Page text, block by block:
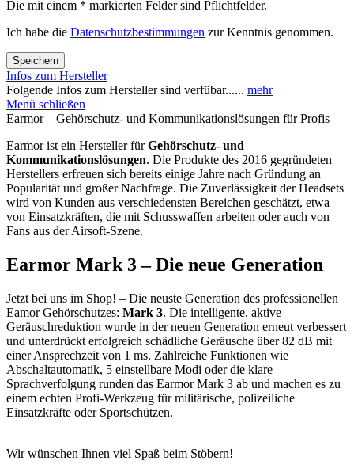
Die mit einem * markierten Felder sind Pflichtfelder.
Ich habe die Datenschutzbestimmungen zur Kenntnis genommen.
Speichern
Infos zum Hersteller
Folgende Infos zum Hersteller sind verfübar...... mehr
Menü schließen
Earmor – Gehörschutz- und Kommunikationslösungen für Profis
Earmor ist ein Hersteller fürGehörschutz- und
Kommunikationslösungen. Die Produkte des 2016 gegründeten
Herstellers erfreuen sich bereits einige Jahre nach Gründung an
Popularität und großer Nachfrage. Die Zuverlässigkeit der Headsets
wird von Kunden aus verschiedensten Bereichen geschätzt, etwa
von Einsatzkräften, die mit Schusswaffen arbeiten oder auch von
Fans aus der Airsoft-Szene.
Earmor Mark 3 – Die neue Generation
Jetzt bei uns im Shop! – Die neuste Generation des professionellen
Eamor Gehörschutzes: Mark 3. Die intelligente, aktive
Geräuschreduktion wurde in der neuen Generation erneut verbessert
und unterdrückt erfolgreich schädliche Geräusche über 82 dB mit
einer Ansprechzeit von 1 ms. Zahlreiche Funktionen wie
Abschaltautomatik, 5 einstellbare Modi oder die klare
Sprachverfolgung runden das Earmor Mark 3 ab und machen es zu
einem echten Profi-Werkzeug für militärische, polizeiliche
Einsatzkräfte oder Sportschützen.
Wir wünschen Ihnen viel Spaß beim Stöbern!